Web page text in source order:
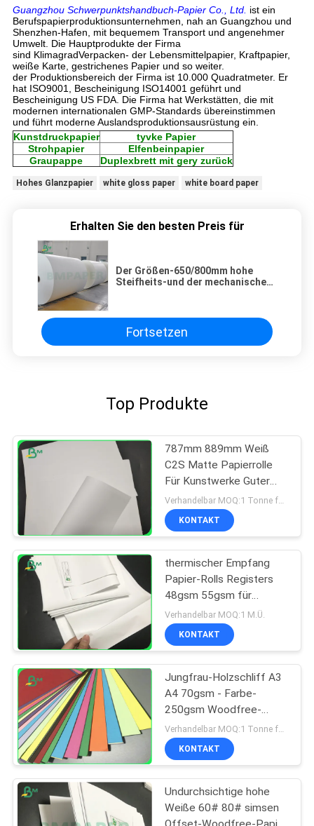
Guangzhou Schwerpunktshandbuch-Papier Co., Ltd. ist ein
Berufspapierproduktionsunternehmen, nah an Guangzhou und
Shenzhen-Hafen, mit bequemem Transport und angenehmer
Umwelt. Die Hauptprodukte der Firma
sind KlimagradVerpacken- der Lebensmittelpapier, Kraftpapier,
weiße Karte, gestrichenes Papier und so weiter.
der Produktionsbereich der Firma ist 10.000 Quadratmeter. Er
hat ISO9001, Bescheinigung ISO14001 geführt und
Bescheinigung US FDA. Die Firma hat Werkstätten, die mit
modernen internationalen GMP-Standards übereinstimmen
und führt moderne Auslandsproduktionsausrüstung ein.
Kunstdruckpapier
tyvke Papier
Strohpapier
Elfenbeinpapier
Graupappe
Duplexbrett mit gery zurück
Hohes Glanzpapier white gloss paper white board paper
Erhalten Sie den besten Preis für
Der Größen-650/800mm hohe
Steifheits-und der mechanischen
Fortsetzen
Top Produkte
787mm 889mm Weiß
C2S Matte Papierrolle
Für Kunstwerke Guter
Druck
Verhandelbar MOQ:1 Tonne für allgemeine Größe u. 10 Tonnen für Sondergröße
KONTAKT
thermischer Empfang
Papier-Rolls Registers
48gsm 55gsm für
Positions-ATM-Drucken
Verhandelbar MOQ:1 M.Ü.
KONTAKT
Jungfrau-Holzschliff A3
A4 70gsm - Farbe-
250gsm Woodfree-
Papier für Postkarte
KONTAKT
Undurchsichtige hohe
Weiße 60# 80# simsen